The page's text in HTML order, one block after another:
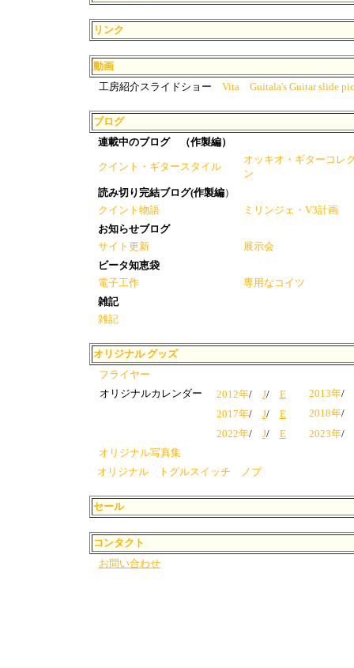
リンク
動画
工房紹介スライドショー Vita Guitala's Guitar slide
ブログ
連載中のブログ （作製編）
クイント・ギタースタイル
オッキオ・ギターコレ
ン
読み切り完結ブログ(作製編）
クイント物語
ミリンジェ・V3計画
お知らせブログ
サイト更新
展示会
ビータ知恵袋
電子工作
専用なコイツ
雑記
雑記
オリジナル グッズ
フライヤー
オリジナルカレンダー
2012年/ J/ E 2013年/
2017年/ J/ E 2018年/
2022年/ J/ E 2023年/
オリジナル写真集
オリジナル トグルスイッチ ノブ
セール
コンタクト
お問い合わせ